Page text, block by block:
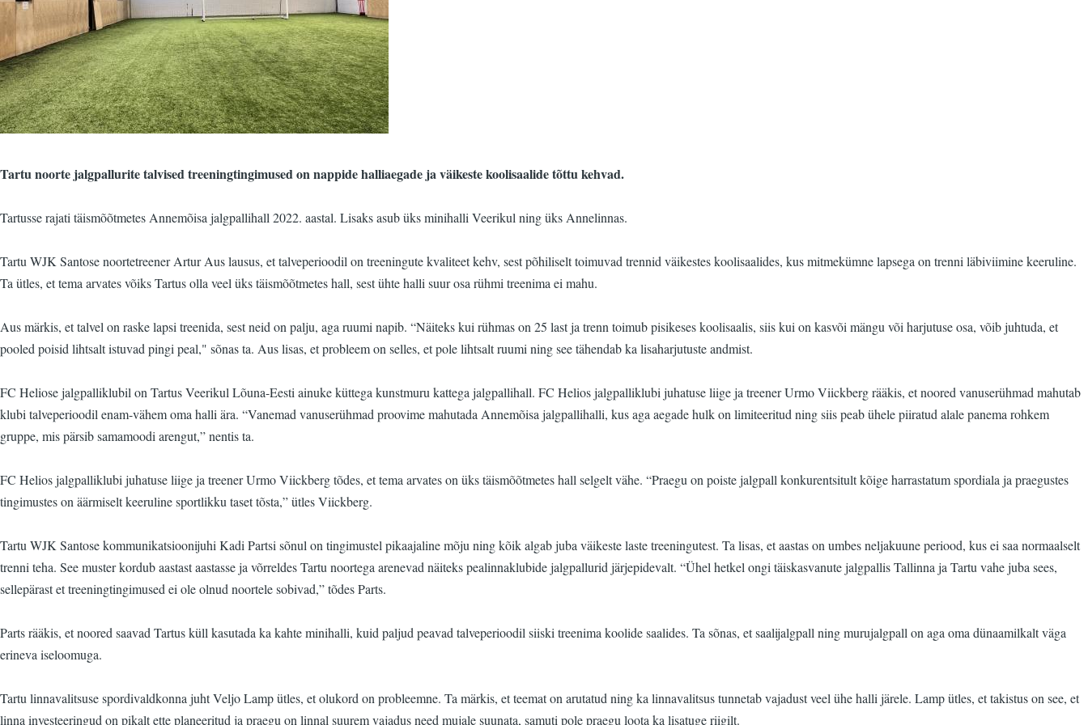
Tartu noorte jalgpallurite talvised treeningtingimused on nappide halliaegade ja väikeste koolisaalide tõttu kehvad.
Tartusse rajati täismõõtmetes Annemõisa jalgpallihall 2022. aastal. Lisaks asub üks minihalli Veerikul ning üks Annelinnas.
Tartu WJK Santose noortetreener Artur Aus lausus, et talveperioodil on treeningute kvaliteet kehv, sest põhiliselt toimuvad trennid väikestes koolisaalides, kus mitmekümne lapsega on trenni läbiviimine keeruline.
Ta ütles, et tema arvates võiks Tartus olla veel üks täismõõtmetes hall, sest ühte halli suur osa rühmi treenima ei mahu.
Aus märkis, et talvel on raske lapsi treenida, sest neid on palju, aga ruumi napib. “Näiteks kui rühmas on 25 last ja trenn toimub pisikeses koolisaalis, siis kui on kasvõi mängu või harjutuse osa, võib juhtuda, et
pooled poisid lihtsalt istuvad pingi peal," sõnas ta. Aus lisas, et probleem on selles, et pole lihtsalt ruumi ning see tähendab ka lisaharjutuste andmist.
FC Heliose jalgpalliklubil on Tartus Veerikul Lõuna-Eesti ainuke küttega kunstmuru kattega jalgpallihall. FC Helios jalgpalliklubi juhatuse liige ja treener Urmo Viickberg rääkis, et noored vanuserühmad mahutab
klubi talveperioodil enam-vähem oma halli ära. “Vanemad vanuserühmad proovime mahutada Annemõisa jalgpallihalli, kus aga aegade hulk on limiteeritud ning siis peab ühele piiratud alale panema rohkem
gruppe, mis pärsib samamoodi arengut,” nentis ta.
FC Helios jalgpalliklubi juhatuse liige ja treener Urmo Viickberg tõdes, et tema arvates on üks täismõõtmetes hall selgelt vähe. “Praegu on poiste jalgpall konkurentsitult kõige harrastatum spordiala ja praegustes
tingimustes on äärmiselt keeruline sportlikku taset tõsta,” ütles Viickberg.
Tartu WJK Santose kommunikatsioonijuhi Kadi Partsi sõnul on tingimustel pikaajaline mõju ning kõik algab juba väikeste laste treeningutest. Ta lisas, et aastas on umbes neljakuune periood, kus ei saa normaalselt
trenni teha. See muster kordub aastast aastasse ja võrreldes Tartu noortega arenevad näiteks pealinnaklubide jalgpallurid järjepidevalt. “Ühel hetkel ongi täiskasvanute jalgpallis Tallinna ja Tartu vahe juba sees,
sellepärast et treeningtingimused ei ole olnud noortele sobivad,” tõdes Parts.
Parts rääkis, et noored saavad Tartus küll kasutada ka kahte minihalli, kuid paljud peavad talveperioodil siiski treenima koolide saalides. Ta sõnas, et saalijalgpall ning murujalgpall on aga oma dünaamilkalt väga
erineva iseloomuga.
Tartu linnavalitsuse spordivaldkonna juht Veljo Lamp ütles, et olukord on probleemne. Ta märkis, et teemat on arutatud ning ka linnavalitsus tunnetab vajadust veel ühe halli järele. Lamp ütles, et takistus on see, et
linna investeeringud on pikalt ette planeeritud ja praegu on linnal suurem vajadus need mujale suunata, samuti pole praegu loota ka lisatuge riigilt.